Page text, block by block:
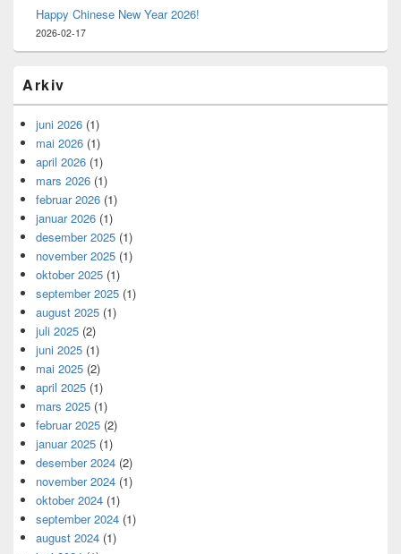
Happy Chinese New Year 2026!
2026-02-17
Arkiv
juni 2026 (1)
mai 2026 (1)
april 2026 (1)
mars 2026 (1)
februar 2026 (1)
januar 2026 (1)
desember 2025 (1)
november 2025 (1)
oktober 2025 (1)
september 2025 (1)
august 2025 (1)
juli 2025 (2)
juni 2025 (1)
mai 2025 (2)
april 2025 (1)
mars 2025 (1)
februar 2025 (2)
januar 2025 (1)
desember 2024 (2)
november 2024 (1)
oktober 2024 (1)
september 2024 (1)
august 2024 (1)